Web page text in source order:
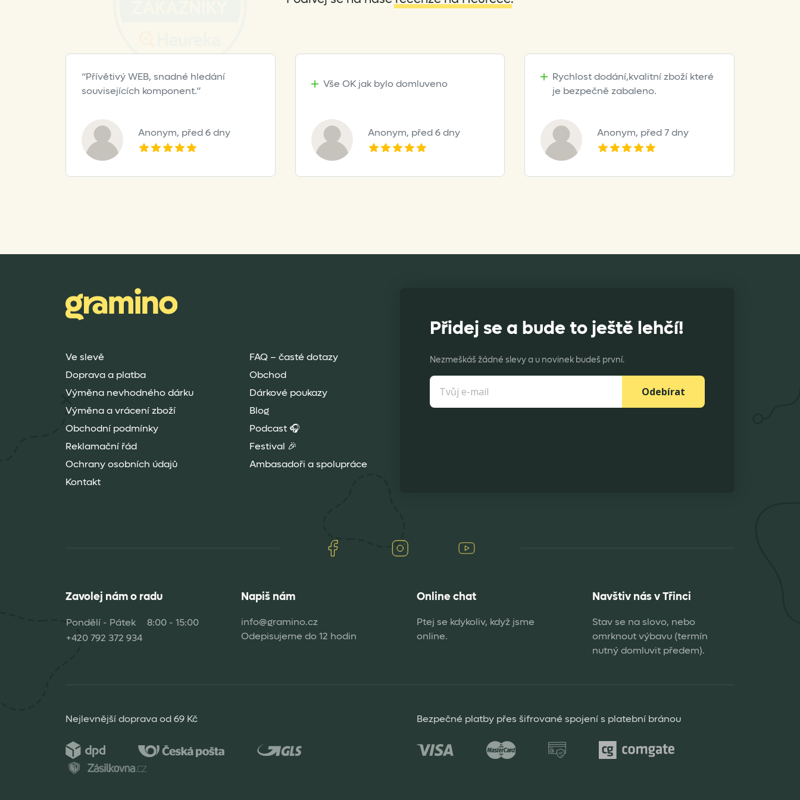
page
Přívětivý WEB, snadné hledání
souvisejících komponent.
Anonym, před 6 dny
Vše OK jak bylo domluveno
Anonym, před 6 dny
Rychlost dodání,kvalitní zboží které
je bezpečně zabaleno.
Anonym, před 7 dny
Ve slevě
Doprava a platba
Výměna nevhodného dárku
Výměna a vrácení zboží
Obchodní podmínky
Reklamační řád
Ochrany osobních údajů
Kontakt
FAQ – časté dotazy
Obchod
Dárkové poukazy
Blog
Podcast 🎧
Festival 🎉
Ambasadoři a spolupráce
Přidej se a bude to ještě lehčí!
Nezmeškáš žádné slevy a u novinek budeš první.
Odebírat
Zavolej nám o radu
Pondělí - Pátek
8:00 - 15:00
+420 792 372 934
Napiš nám
info@gramino.cz
Odepisujeme do 12 hodin
Online chat
Ptej se kdykoliv, když jsme
online.
Navštiv nás v Třinci
Stav se na slovo, nebo
omrknout výbavu (termín
nutný domluvit předem).
Nejlevnější doprava od 69 Kč Bezpečné platby přes šifrované spojení s platební bránou